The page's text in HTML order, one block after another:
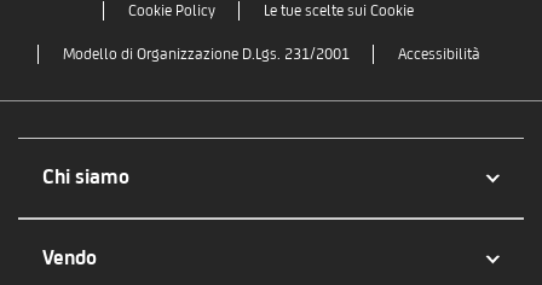
Cookie Policy Le tue scelte sui Cookie
Modello di Organizzazione D.Lgs. 231/2001 Accessibilità
Chi siamo
Vendo